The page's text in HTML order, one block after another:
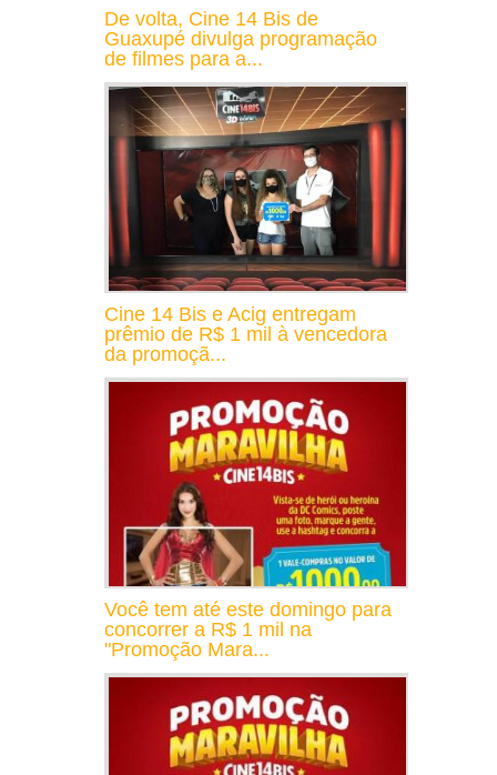
De volta, Cine 14 Bis de
Guaxupé divulga programação
de filmes para a...
Cine 14 Bis e Acig entregam
prêmio de R$ 1 mil à vencedora
da promoçã...
Você tem até este domingo para
concorrer a R$ 1 mil na
"Promoção Mara...